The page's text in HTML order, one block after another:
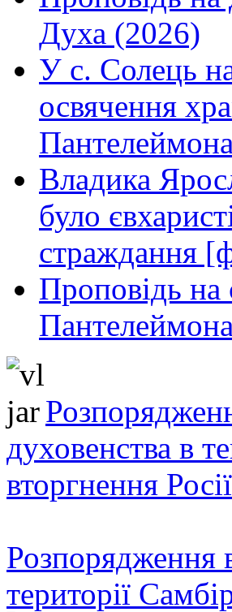
Духа (2026)
У с. Солець
освячення
Владика
було
страждання
Проповідь на
Пантелеймона
духовенства в
вторгнення
Розпорядження
території